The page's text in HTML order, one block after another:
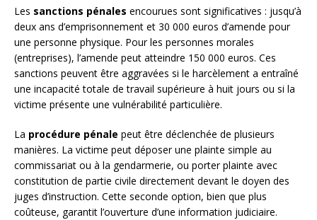
Les sanctions pénales encourues sont significatives : jusqu’à
deux ans d’emprisonnement et 30 000 euros d’amende pour
une personne physique. Pour les personnes morales
(entreprises), l’amende peut atteindre 150 000 euros. Ces
sanctions peuvent être aggravées si le harcèlement a entraîné
une incapacité totale de travail supérieure à huit jours ou si la
victime présente une vulnérabilité particulière.
La procédure pénale peut être déclenchée de plusieurs
manières. La victime peut déposer une plainte simple au
commissariat ou à la gendarmerie, ou porter plainte avec
constitution de partie civile directement devant le doyen des
juges d’instruction. Cette seconde option, bien que plus
coûteuse, garantit l’ouverture d’une information judiciaire.